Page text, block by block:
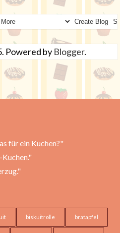
Powered by Blogger.
für ein Kuchen?"
biskuitrolle bratapfel